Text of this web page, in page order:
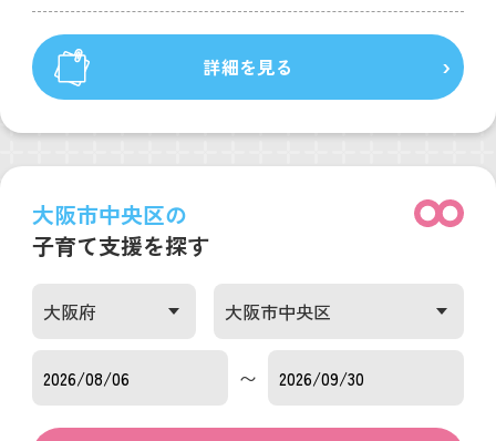
詳細を見る
大阪市中央区の
子育て支援を探す
〜